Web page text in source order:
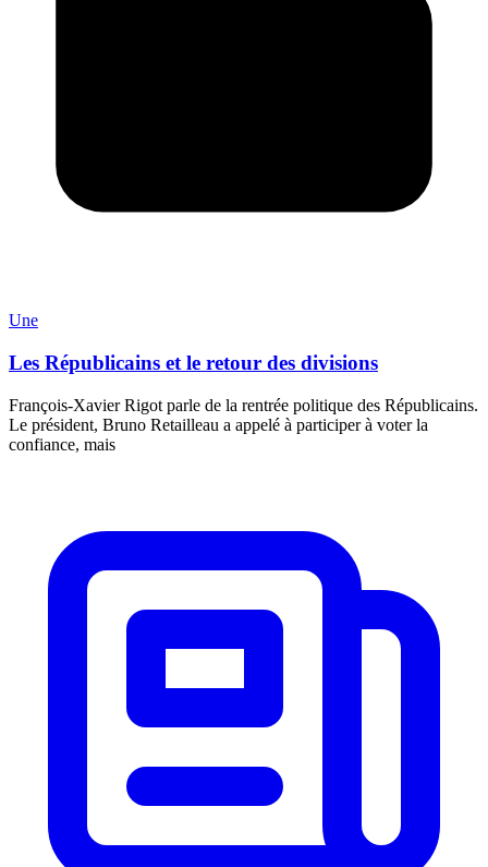
Une
Les Républicains et le retour des divisions
François-Xavier Rigot parle de la rentrée politique des Républicains.
Le président, Bruno Retailleau a appelé à participer à voter la
confiance, mais